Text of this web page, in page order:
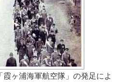
霞ヶ浦海軍航空隊」の発足によ